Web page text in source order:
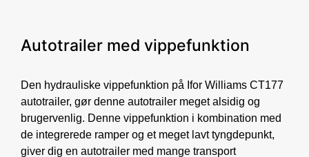
Autotrailer med vippefunktion
Den hydrauliske vippefunktion på Ifor Williams CT177
autotrailer, gør denne autotrailer meget alsidig og
brugervenlig. Denne vippefunktion i kombination med
de integrerede ramper og et meget lavt tyngdepunkt,
giver dig en autotrailer med mange transport